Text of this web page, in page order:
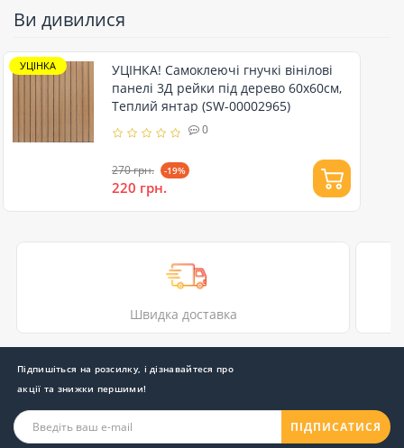
Ви дивилися
УЦІНКА
УЦІНКА! Самоклеючі гнучкі вінілові
панелі 3Д рейки під дерево 60х60см,
Теплий янтар (SW-00002965)
0
270 грн. -19%
220 грн.
Швидка доставка
Підпишіться на розсилку, і дізнавайтеся про
акції та знижки першими!
ПІДПИСАТИСЯ